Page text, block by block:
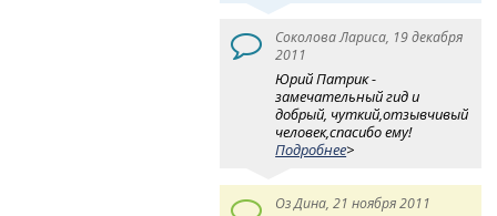
Соколова Лариса, 19 декабря
2011
Юрий Патрик -
замечательный гид и
добрый, чуткий,отзывчивый
человек,спасибо ему!
Подробнее>
Оз Дина, 21 ноября 2011